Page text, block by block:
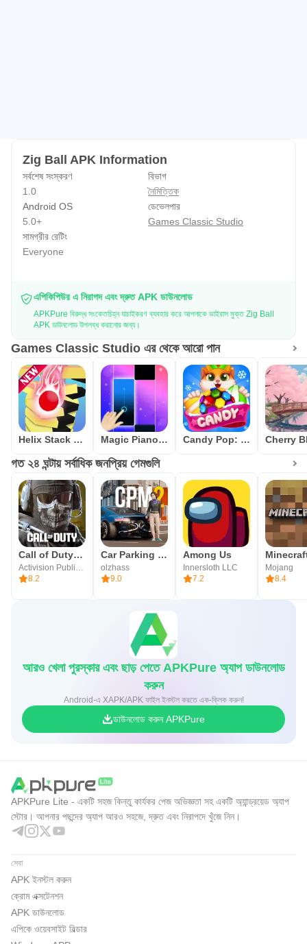
Zig Ball APK Information
সর্বশেষ সংস্করণ
1.0
বিভাগ
নৈমিত্তিক
Android OS
5.0+
ডেভেলপার
Games Classic Studio
সামগ্রীর রেটিং
Everyone
এপিকিপিউর এ নিরাপদ এবং দ্রুত APK ডাউনলোড
APKPure বিরুদ্ধ সংকেতচিহ্ন যাচাইকরণ ব্যবহার করে আপনাকে ভাইরাস মুক্ত Zig Ball
APK ডাউনলোড উপলব্ধ করানোর জন্য।
Games Classic Studio এর থেকে আরো পান
Helix Stack Smash: Jump Ball Magic Piano Tiles - Kpop BTS Candy Pop: Match 3 Puzzle Game
গত ২৪ ঘন্টায় সর্বাধিক জনপ্রিয় গেমগুলি
Call of Duty®: Mobile
Activision Publishing, Inc.
8.2
Car Parking Multiplayer 2
olzhass
9.0
Among Us
Innersloth LLC
7.2
Mojang
8.4
আরও খেলা পুরস্কার এবং ছাড় পেতে APKPure অ্যাপ ডাউনলোড
করুন
Android-এ XAPK/APK ফাইল ইনস্টল করতে এক-ক্লিক করুন!
ডাউনলোড করুন APKPure
APKPure Lite - একটি সহজ কিন্তু কার্যকর পেজ অভিজ্ঞতা সহ একটি অ্যান্ড্রয়েড অ্যাপ
স্টোর। আপনার পছন্দের অ্যাপ আরও সহজে, দ্রুত এবং নিরাপদে খুঁজে নিন।
সেবা
APK ইনস্টল করুন
ক্রোম এক্সটেনশন
APK ডাউনলোড
এপিকে ওয়েবসাইট বিল্ডার